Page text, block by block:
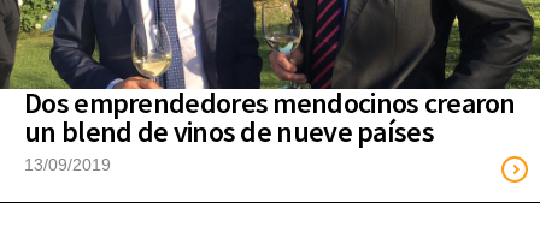
Dos emprendedores mendocinos crearon
un blend de vinos de nueve países
13/09/2019